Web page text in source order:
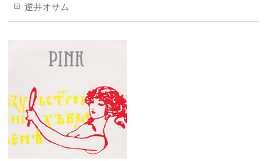
逆井オサム